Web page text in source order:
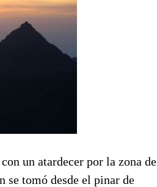
un atardecer por la zona de
se tomó desde el pinar de